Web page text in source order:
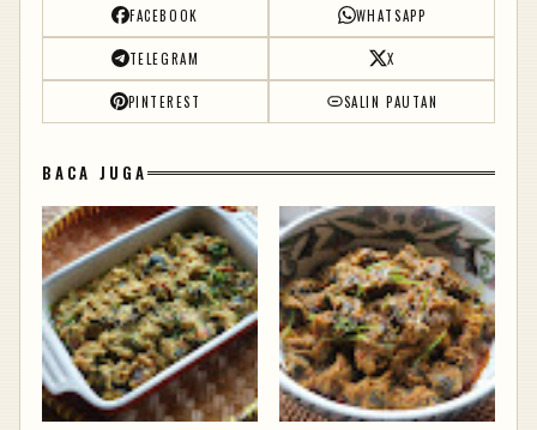
FACEBOOK WHATSAPP
TELEGRAM X
PINTEREST SALIN PAUTAN
BACA JUGA